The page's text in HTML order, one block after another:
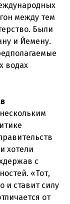
между тем
Были
и Йемену.
водах
хотели
с
«Тот,
и ставит силу
от